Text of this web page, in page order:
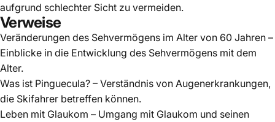
aufgrund schlechter Sicht zu vermeiden.
Verweise
Veränderungen des Sehvermögens im Alter von 60 Jahren –
Einblicke in die Entwicklung des Sehvermögens mit dem
Alter.
Was ist Pinguecula? – Verständnis von Augenerkrankungen,
die Skifahrer betreffen können.
Leben mit Glaukom – Umgang mit Glaukom und seinen